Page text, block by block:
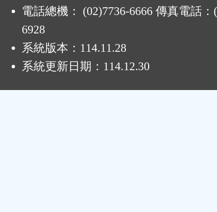
電話總機： (02)7736-6666 傳真電話：
6928
系統版本： 114.11.28
系統更新日期： 114.12.30